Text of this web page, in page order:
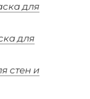
для
для
стен и